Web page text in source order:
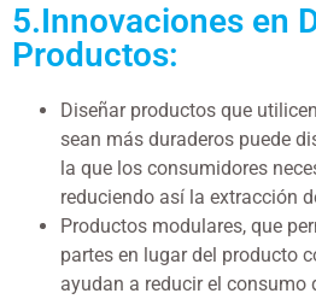
5.Innovaciones en
Productos:
Diseñar productos que
sean más duraderos puede
la que los consumidores
reduciendo así la extracción
Productos modulares, que
partes en lugar del producto
ayudan a reducir el consumo